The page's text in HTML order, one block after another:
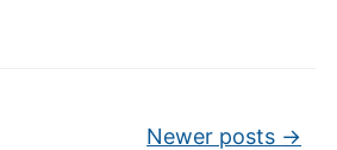
Newer posts →